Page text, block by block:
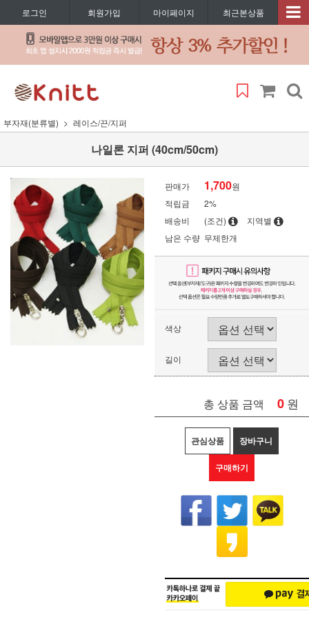
로그인 회원가입 마이페이지 최근본상품
부자재(분류별) 레이스/끈/지퍼
나일론 지퍼 (40cm/50cm)
판매가 1,700원
적립금
2%
배송비
(조건)
지역별
남은 수량 무제한개
색상
길이
총 상품 금액 0 원
관심상품 장바구니
구매하기